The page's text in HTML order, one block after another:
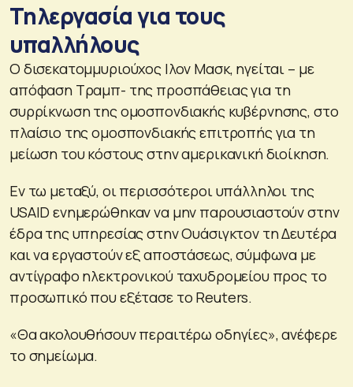
Τηλεργασία για τους
υπαλλήλους
Ο δισεκατομμυριούχος Ιλον Μασκ, ηγείται – με
απόφαση Τραμπ- της προσπάθειας για τη
συρρίκνωση της ομοσπονδιακής κυβέρνησης, στο
πλαίσιο της ομοσπονδιακής επιτροπής για τη
μείωση του κόστους στην αμερικανική διοίκηση.
Εν τω μεταξύ, οι περισσότεροι υπάλληλοι της
USAID ενημερώθηκαν να μην παρουσιαστούν στην
έδρα της υπηρεσίας στην Ουάσιγκτον τη Δευτέρα
και να εργαστούν εξ αποστάσεως, σύμφωνα με
αντίγραφο ηλεκτρονικού ταχυδρομείου προς το
προσωπικό που εξέτασε το Reuters.
«Θα ακολουθήσουν περαιτέρω οδηγίες», ανέφερε
το σημείωμα.